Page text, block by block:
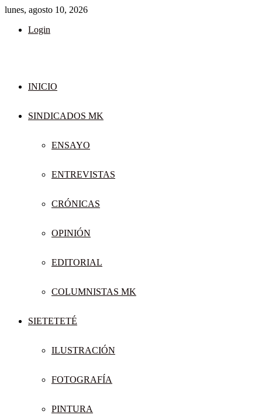
lunes, agosto 10, 2026
Login
INICIO
SINDICADOS MK
ENSAYO
ENTREVISTAS
CRÓNICAS
OPINIÓN
EDITORIAL
COLUMNISTAS MK
SIETETETÉ
ILUSTRACIÓN
FOTOGRAFÍA
PINTURA